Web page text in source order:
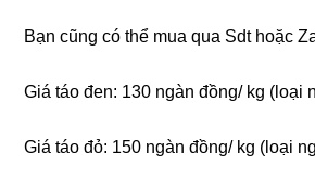
Bạn cũng có thể mua qua Sdt hoặc
Giá táo đen: 130 ngàn đồng/ kg (loại
Giá táo đỏ: 150 ngàn đồng/ kg (loại